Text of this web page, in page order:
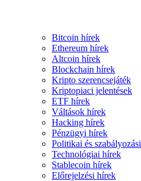
Bitcoin hírek
Ethereum hírek
Altcoin hírek
Blockchain hírek
Kripto szerencsejáték
Kriptopiaci jelentések
ETF hírek
Váltások hírek
Hacking hírek
Pénzügyi hírek
Politikai és szabályozási
Technológiai hírek
Stablecoin hírek
Előrejelzési hírek